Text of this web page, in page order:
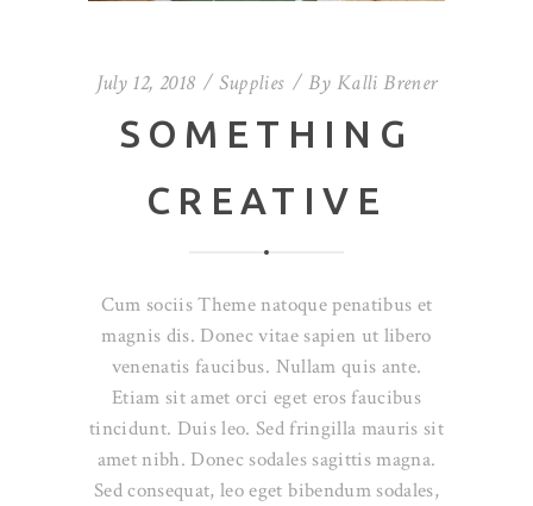
July 12, 2018 Supplies By Kalli Brener
SOMETHING
CREATIVE
Cum sociis Theme natoque penatibus et
magnis dis. Donec vitae sapien ut libero
venenatis faucibus. Nullam quis ante.
Etiam sit amet orci eget eros faucibus
tincidunt. Duis leo. Sed fringilla mauris sit
amet nibh. Donec sodales sagittis magna.
Sed consequat, leo eget bibendum sodales,